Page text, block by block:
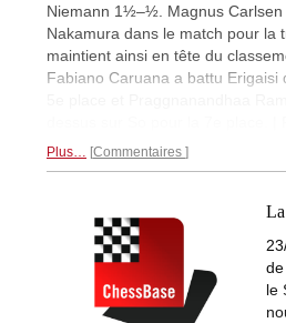
Niemann 1½–½. Magnus Carlsen
Nakamura dans le match pour la
maintient ainsi en tête du
Fabiano Caruana a battu Erigaisi
Plus… Commentaires
le